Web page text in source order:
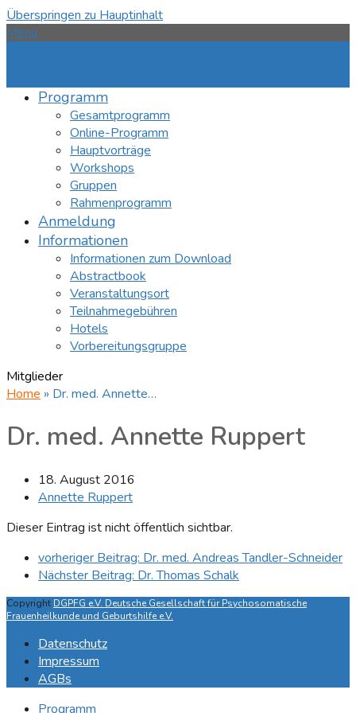
Überspringen zu Hauptinhalt
Menü
Programm
Gesamtprogramm
Online-Programm
Hauptvorträge
Workshops
Gruppen
Rahmenprogramm
Anmeldung
Informationen
Informationen zum Download
Abstractbook
Veranstaltungsort
Teilnahmegebühren
Hotels
Vorbereitungsgruppe
Mitglieder
Home » Dr. med. Annette…
Dr. med. Annette Ruppert
18. August 2016
Annette Ruppert
Dieser Eintrag ist nicht öffentlich sichtbar.
vorheriger Beitrag: Dr. med. Andreas Tandler-Schneider
Nächster Beitrag: Dr. Thomas Schalk
Copyright DGPFG e.V. Deutsche Gesellschaft für Psychosomatische
Frauenheilkunde und Geburtshilfe e.V.
Datenschutz
Impressum
AGBs
Programm